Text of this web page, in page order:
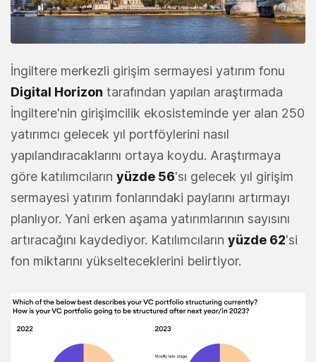
İngiltere merkezli girişim sermayesi yatırım fonu
Digital Horizon tarafından yapılan araştırmada
İngiltere'nin girişimcilik ekosisteminde yer alan 250
yatırımcı gelecek yıl portföylerini nasıl
yapılandıracaklarını ortaya koydu. Araştırmaya
göre katılımcıların yüzde 56'sı gelecek yıl girişim
sermayesi yatırım fonlarındaki paylarını artırmayı
planlıyor. Yani erken aşama yatırımlarının sayısını
artıracağını kaydediyor. Katılımcıların yüzde 62'si
fon miktarını yükselteceklerini belirtiyor.